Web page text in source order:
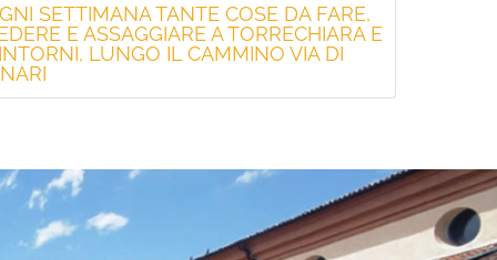
SETTIMANA TANTE COSE DA FARE,
E ASSAGGIARE A TORRECHIARA E
LUNGO IL CAMMINO VIA DI